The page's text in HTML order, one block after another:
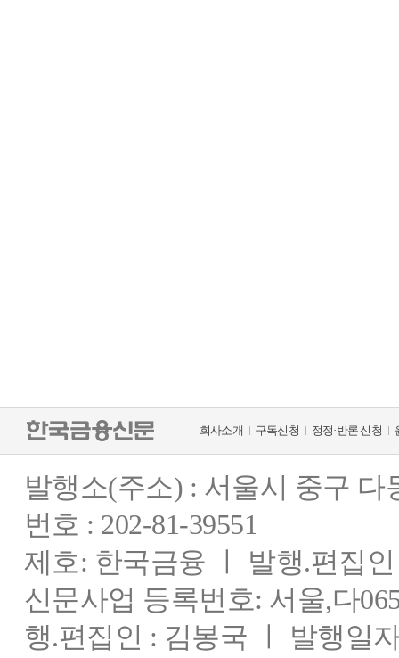
회사소개 구독신청 정정·반론 신청
발행소(주소) : 서울시 중구
번호 : 202-81-39551
제호: 한국금융 ㅣ 발행.편집
신문사업 등록번호: 서울,다
행.편집인 : 김봉국 ㅣ 발행일